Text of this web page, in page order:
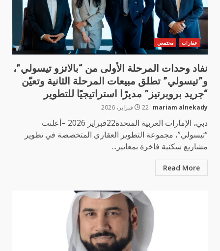
عقارات مجتمعي
نفاد وحدات المرحلة الأولى من “بالاتزو تيسولي”،
و”تيسولي” تطلق مبيعات المرحلة الثانية وتعيّن
“جريد بروبرتيز” مديرًا استراتيجيًا للتطوير
mariam alnekady 22 فبراير، 2026
دبي، الإمارات العربية المتحدة22فبراير 2026 –أعلنت
“تيسولي”، مجموعة التطوير العقاري المتخصصة في تطوير
مشاريع سكنية فاخرة بمعايير...
Read More